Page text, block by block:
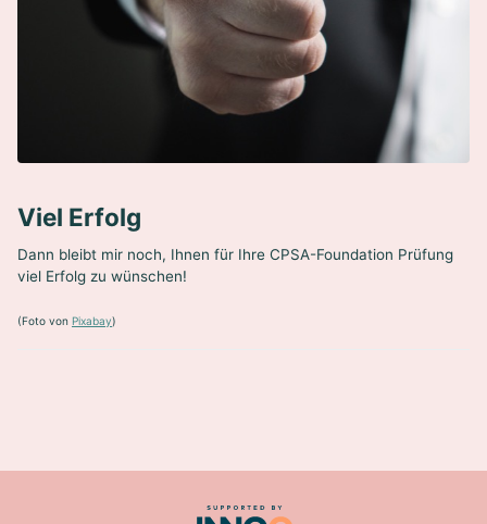
Viel Erfolg
Dann bleibt mir noch, Ihnen für Ihre CPSA-Foundation Prüfung
viel Erfolg zu wünschen!
(Foto von Pixabay)